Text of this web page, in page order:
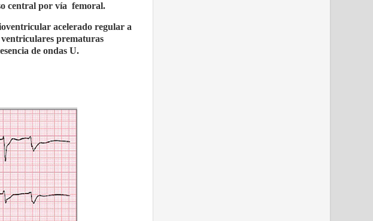
central por vía femoral.
acelerado regular a
prematuras
de ondas U.